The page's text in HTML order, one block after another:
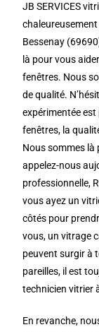
JB SERVICES
Bessenay
là pour vous
fenêtres. Nous
de qualité.
expérimentée
fenêtres, la
Nous sommes là
appelez-nous
professionnelle,
vous ayez un
côtés pour
vous, un vitrage
peuvent surgir à
pareilles, il est
technicien vitrier
En revanche,